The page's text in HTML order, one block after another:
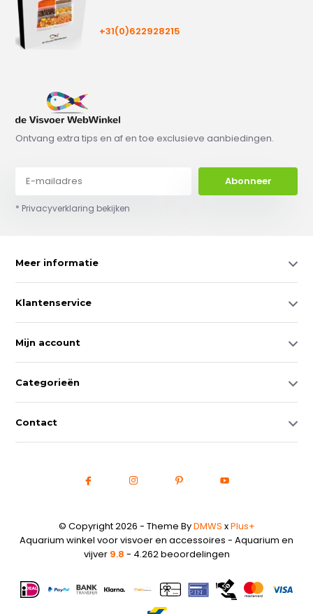
+31(0)622928215
Ontvang extra tips en af en toe exclusieve aanbiedingen.
Abonneer
* Privacyverklaring bekijken
Meer informatie
Klantenservice
Mijn account
Categorieën
Contact
© Copyright 2026 - Theme ByDMWS xPlus+
Aquarium winkel voor visvoer en accessoires - Aquarium en
vijver 9.8 - 4.262 beoordelingen